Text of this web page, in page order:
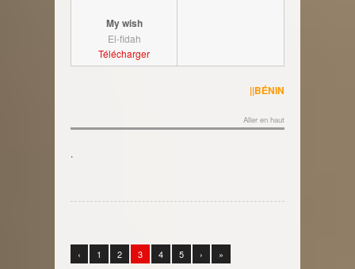
My wish
El-fidah
Télécharger
||BÉNIN
Aller en haut
.
‹ 1 2 3 4 5 › »